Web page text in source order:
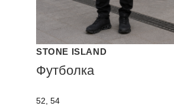
STONE ISLAND
Футболка
52, 54